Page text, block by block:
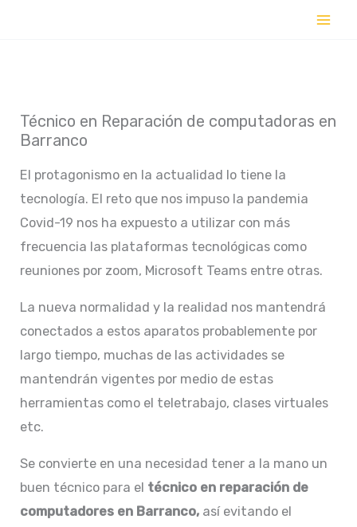
Técnico en Reparación de computadoras en
Barranco
El protagonismo en la actualidad lo tiene la
tecnología. El reto que nos impuso la pandemia
Covid-19 nos ha expuesto a utilizar con más
frecuencia las plataformas tecnológicas como
reuniones por zoom, Microsoft Teams entre otras.
La nueva normalidad y la realidad nos mantendrá
conectados a estos aparatos probablemente por
largo tiempo, muchas de las actividades se
mantendrán vigentes por medio de estas
herramientas como el teletrabajo, clases virtuales
etc.
Se convierte en una necesidad tener a la mano un
buen técnico para el técnico en reparación de
computadores en Barranco, así evitando el